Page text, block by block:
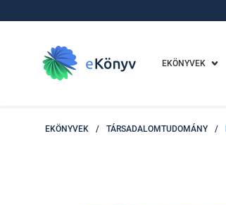
EKÖNYVEK
EKÖNYVEK / TÁRSADALOMTUDOMÁNY /